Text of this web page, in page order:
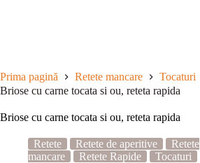
Prima pagină Retete mancare
Tocaturi
Briose cu carne tocata si ou, reteta rapida
Briose cu carne tocata si ou, reteta rapida
Retete Retete de aperitive
Retete
mancare
Retete Rapide Tocaturi